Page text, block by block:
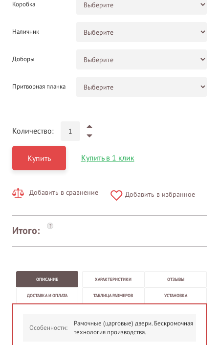
Коробка
Наличник
Доборы
Притворная планка
Количество:
Купить Купить в 1 клик
Добавить в сравнение Добавить в избранное
Итого: ?
ОПИСАНИЕ ХАРАКТЕРИСТИКИ ОТЗЫВЫ
ДОСТАВКА И ОПЛАТА ТАБЛИЦА РАЗМЕРОВ УСТАНОВКА
Особенности:
Рамочные (царговые) двери. Бескромочная
технология производства.